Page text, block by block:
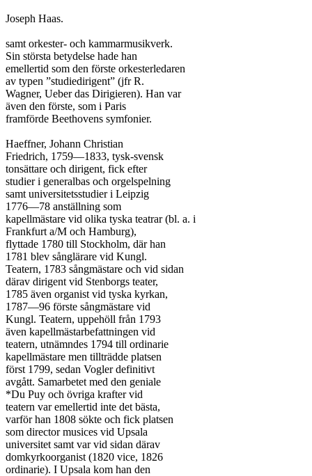
Joseph Haas.
samt orkester- och kammarmusikverk.
Sin största betydelse hade han
emellertid som den förste orkesterledaren
av typen ”studiedirigent” (jfr R.
Wagner, Ueber das Dirigieren). Han var
även den förste, som i Paris
framförde Beethovens symfonier.
Haeffner, Johann Christian
Friedrich, 1759—1833, tysk-svensk
tonsättare och dirigent, fick efter
studier i generalbas och orgelspelning
samt universitetsstudier i Leipzig
1776—78 anställning som
kapellmästare vid olika tyska teatrar (bl. a. i
Frankfurt a/M och Hamburg),
flyttade 1780 till Stockholm, där han
1781 blev sånglärare vid Kungl.
Teatern, 1783 sångmästare och vid sidan
därav dirigent vid Stenborgs teater,
1785 även organist vid tyska kyrkan,
1787—96 förste sångmästare vid
Kungl. Teatern, uppehöll från 1793
även kapellmästarbefattningen vid
teatern, utnämndes 1794 till ordinarie
kapellmästare men tillträdde platsen
först 1799, sedan Vogler definitivt
avgått. Samarbetet med den geniale
*Du Puy och övriga krafter vid
teatern var emellertid inte det bästa,
varför han 1808 sökte och fick platsen
som director musices vid Upsala
universitet samt var vid sidan därav
domkyrkoorganist (1820 vice, 1826
ordinarie). I Upsala kom han den